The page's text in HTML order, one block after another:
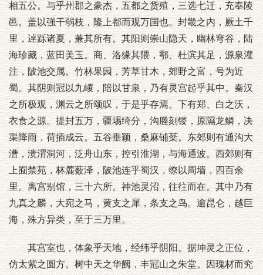
相五公。与乎州郡之豪杰，五都之货殖，三选七迁，充奉陵
邑。盖以强干弱枝，隆上都而观万国也。封畿之内，厥土千
里，逴跞诸夏，兼其所有。其阳则崇山隐天，幽林穹谷，陆
海珍藏，蓝田美玉。商、洛缘其隈，鄠、杜滨其足，源泉灌
注，陂池交属。竹林果园，芳草甘木，郊野之富，号为近
蜀。其阴则冠以九嵕，陪以甘泉，乃有灵宫起乎其中。秦汉
之所极观，渊云之所颂叹，于是乎存焉。下有郑、白之沃，
衣食之源。提封五万，疆埸绮分，沟塍刻镂，原隰龙鳞，决
渠降雨，荷插成云。五谷垂颖，桑麻铺棻。东郊则有通沟大
漕，溃渭洞河，泛舟山东，控引淮湖，与海通波。西郊则有
上囿禁苑，林麓薮泽，陂池连乎蜀汉，缭以周墙，四百余
里。离宫别馆，三十六所。神池灵沼，往往而在。其中乃有
九真之麟，大宛之马，黄支之犀，条支之鸟。逾昆仑，越巨
海，殊方异类，至于三万里。
其宫室也，体象乎天地，经纬乎阴阳。据坤灵之正位，
仿太紫之圆方。树中天之华阙，丰冠山之朱堂。因瑰材而究